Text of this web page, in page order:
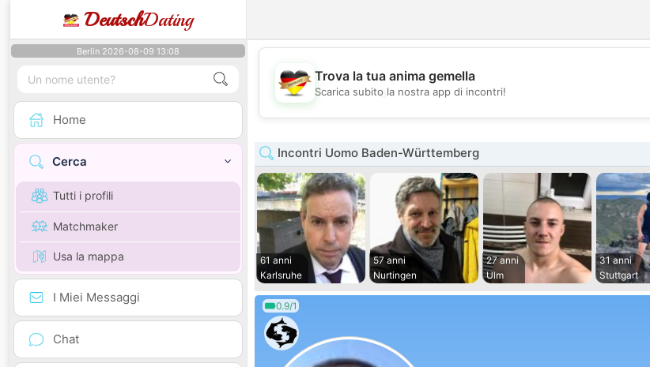
DeutschDating
Berlin 2026-08-09 13:08
Home
Cerca
Tutti i profili
Matchmaker
Usa la mappa
I Miei Messaggi
Chat
💖
💕
Trova la tua anima gemella
Scarica subito la nostra app di incontri!
Incontri Uomo Baden-Württemberg
61 anni
Karlsruhe
57 anni
Nurtingen
27 anni
Ulm
31 anni
Stuttgart
0.9/1